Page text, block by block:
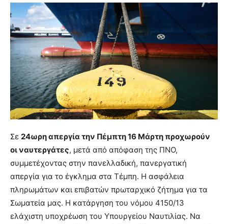
Σε 24ωρη απεργία την Πέμπτη 16 Μάρτη προχωρούν
οι ναυτεργάτες, μετά από απόφαση της ΠΝΟ,
συμμετέχοντας στην πανελλαδική, πανεργατική
απεργία για το έγκλημα στα Τέμπη. Η ασφάλεια
πληρωμάτων και επιβατών πρωταρχικό ζήτημα για τα
Σωματεία μας. Η κατάργηση του νόμου 4150/13
ελάχιστη υποχρέωση του Υπουργείου Ναυτιλίας. Να